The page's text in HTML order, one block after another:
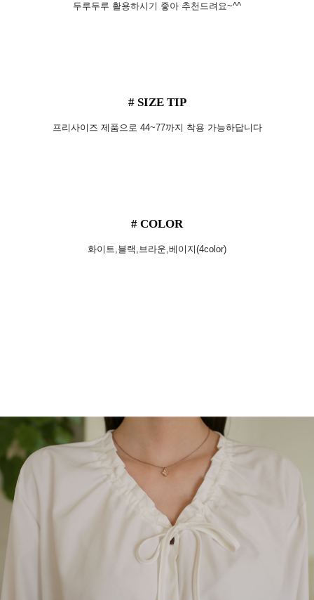
두루두루 활용하시기 좋아 추천드려요~^^
# SIZE TIP
프리사이즈 제품으로 44~77까지 착용 가능하답니다
# COLOR
화이트,블랙,브라운,베이지(4color)